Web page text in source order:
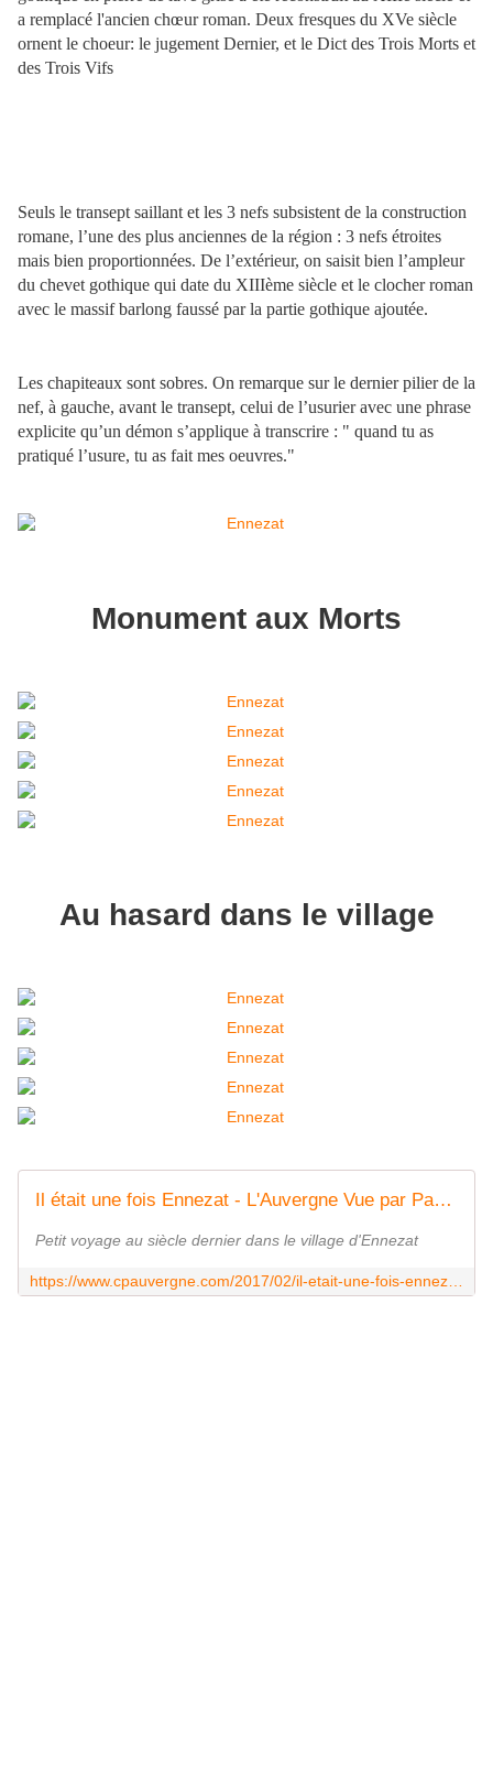
a remplacé l'ancien chœur roman. Deux fresques du XVe siècle
ornent le choeur: le jugement Dernier, et le Dict des Trois Morts et
des Trois Vifs
Seuls le transept saillant et les 3 nefs subsistent de la construction
romane, l’une des plus anciennes de la région : 3 nefs étroites
mais bien proportionnées. De l’extérieur, on saisit bien l’ampleur
du chevet gothique qui date du XIIIème siècle et le clocher roman
avec le massif barlong faussé par la partie gothique ajoutée.
Les chapiteaux sont sobres. On remarque sur le dernier pilier de la
nef, à gauche, avant le transept, celui de l’usurier avec une phrase
explicite qu’un démon s’applique à transcrire : " quand tu as
pratiqué l’usure, tu as fait mes oeuvres."
Monument aux Morts
Au hasard dans le village
Il était une fois Ennezat - L'Auvergne Vue par Papou Poustache
Petit voyage au siècle dernier dans le village d'Ennezat